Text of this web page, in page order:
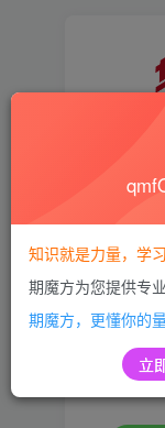
找
手机号
设置新密
重复密码
知识就是力量，学
期魔方为您提供专
期魔方，更懂你的
立